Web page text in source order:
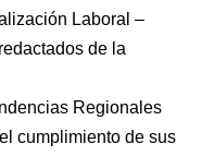
Laboral –
de la
Regionales
cumplimiento de sus